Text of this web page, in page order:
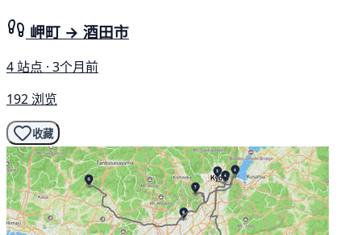
岬町 → 酒田市
4 站点 · 3个月前
192 浏览
收藏